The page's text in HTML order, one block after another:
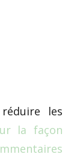
les
la façon